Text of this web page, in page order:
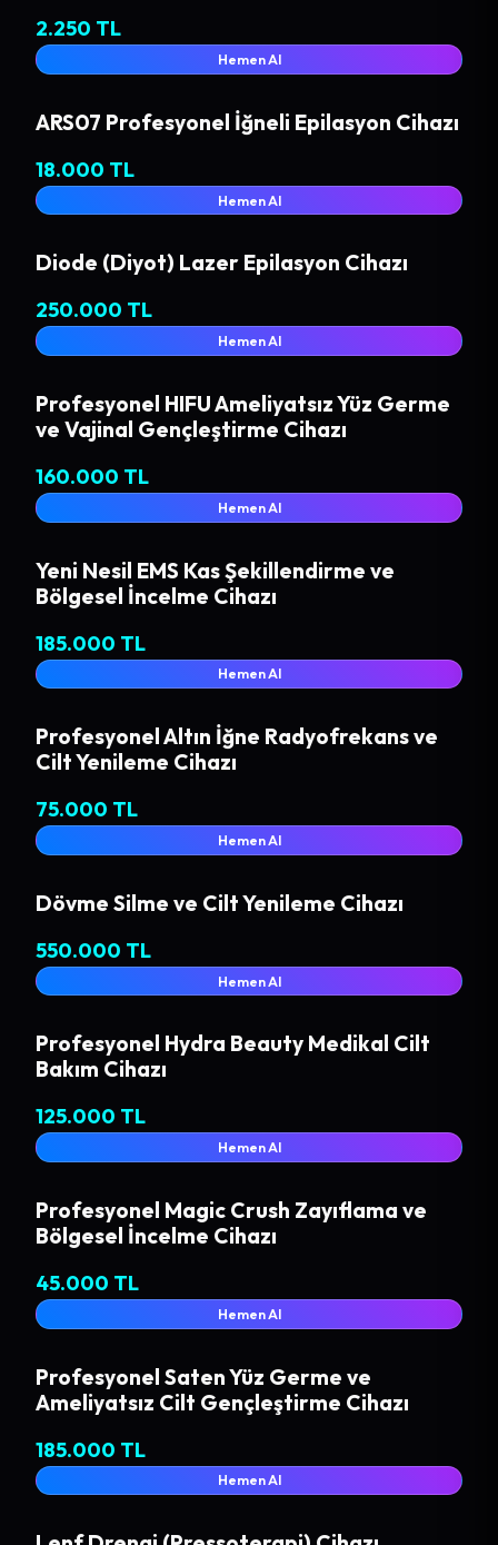
2.250 TL
Hemen Al
ARS07 Profesyonel İğneli Epilasyon Cihazı
18.000 TL
Hemen Al
Diode (Diyot) Lazer Epilasyon Cihazı
250.000 TL
Hemen Al
Profesyonel HIFU Ameliyatsız Yüz Germe
ve Vajinal Gençleştirme Cihazı
160.000 TL
Hemen Al
Yeni Nesil EMS Kas Şekillendirme ve
Bölgesel İncelme Cihazı
185.000 TL
Hemen Al
Profesyonel Altın İğne Radyofrekans ve
Cilt Yenileme Cihazı
75.000 TL
Hemen Al
Dövme Silme ve Cilt Yenileme Cihazı
550.000 TL
Hemen Al
Profesyonel Hydra Beauty Medikal Cilt
Bakım Cihazı
125.000 TL
Hemen Al
Profesyonel Magic Crush Zayıflama ve
Bölgesel İncelme Cihazı
45.000 TL
Hemen Al
Profesyonel Saten Yüz Germe ve
Ameliyatsız Cilt Gençleştirme Cihazı
185.000 TL
Hemen Al